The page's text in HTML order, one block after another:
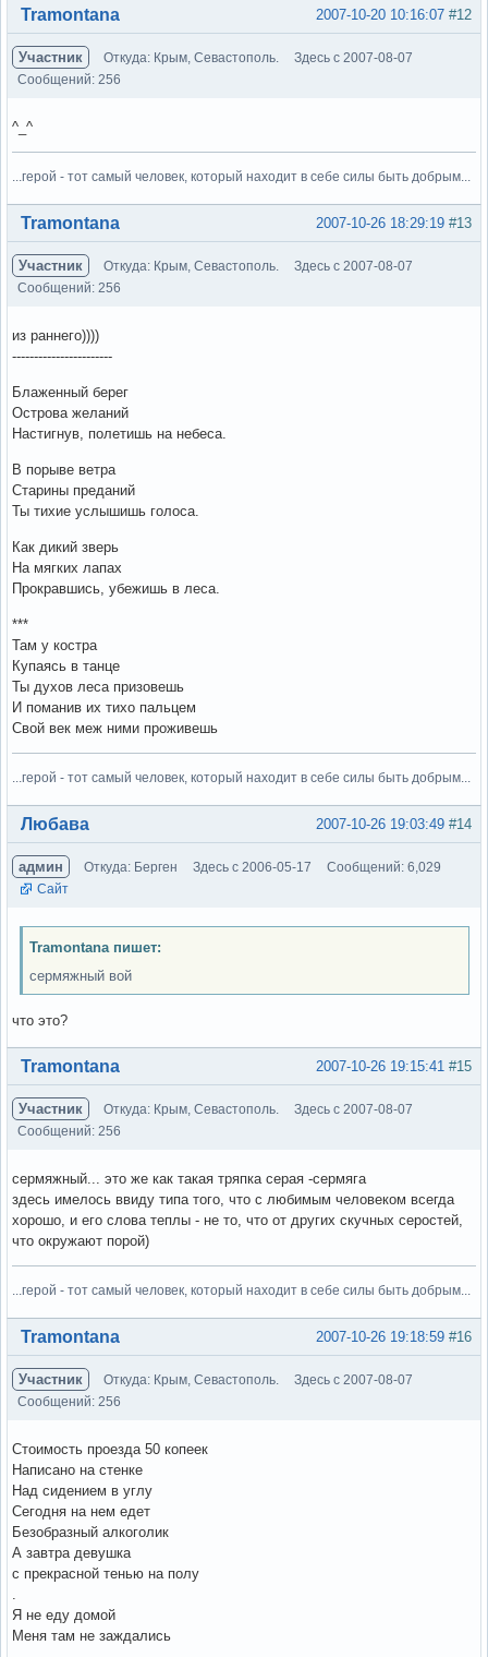
Вне форума #12
2007-10-20 10:16:07
Tramontana
Участник Откуда: Крым, Севастополь.
Здесь с 2007-08-07
Сообщений: 256
^_^
...герой - тот самый человек, который находит в себе силы быть добрым...
Вне форума #13
2007-10-26 18:29:19
Tramontana
Участник Откуда: Крым, Севастополь.
Здесь с 2007-08-07
Сообщений: 256
из раннего))))
-----------------------
Блаженный берег
Острова желаний
Настигнув, полетишь на небеса.
В порыве ветра
Старины преданий
Ты тихие услышишь голоса.
Как дикий зверь
На мягких лапах
Прокравшись, убежишь в леса.
***
Там у костра
Купаясь в танце
Ты духов леса призовешь
И поманив их тихо пальцем
Свой век меж ними проживешь
...герой - тот самый человек, который находит в себе силы быть добрым...
Вне форума #14
2007-10-26 19:03:49
Любава
админ Откуда: Берген Здесь с 2006-05-17
Сообщений: 6,029
Сайт
Tramontana пишет:
сермяжный вой
что это?
Вне форума #15
2007-10-26 19:15:41
Tramontana
Участник Откуда: Крым, Севастополь.
Здесь с 2007-08-07
Сообщений: 256
сермяжный... это же как такая тряпка серая -сермяга
здесь имелось ввиду типа того, что с любимым человеком всегда
хорошо, и его слова теплы - не то, что от других скучных серостей,
что окружают порой)
...герой - тот самый человек, который находит в себе силы быть добрым...
Вне форума #16
2007-10-26 19:18:59
Tramontana
Участник Откуда: Крым, Севастополь.
Здесь с 2007-08-07
Сообщений: 256
Стоимость проезда 50 копеек
Написано на стенке
Над сидением в углу
Сегодня на нем едет
Безобразный алкоголик
А завтра девушка
с прекрасной тенью на полу
Я не еду домой
Меня там не заждались